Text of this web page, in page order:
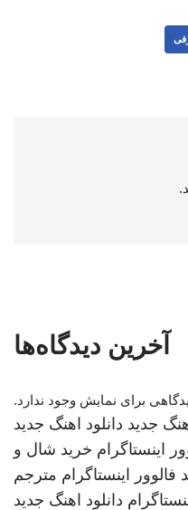
.
آخرین دیدگاه‌ها
برای نمایش وجود ندارد.
جدید دانلود اهنگ جدید
اینستاگرام خرید شال و
فالوور اینستاگرام مترجم
دانلود اهنگ جدید